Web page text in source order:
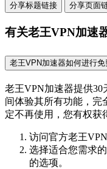
分享标题链接 分享页面
有关老王VPN加速
老王VPN加速器如何进行免
老王VPN加速器提供
间体验其所有功能，完
定不再使用，您有权获
访问官方老王
选择适合您需求
的选项。